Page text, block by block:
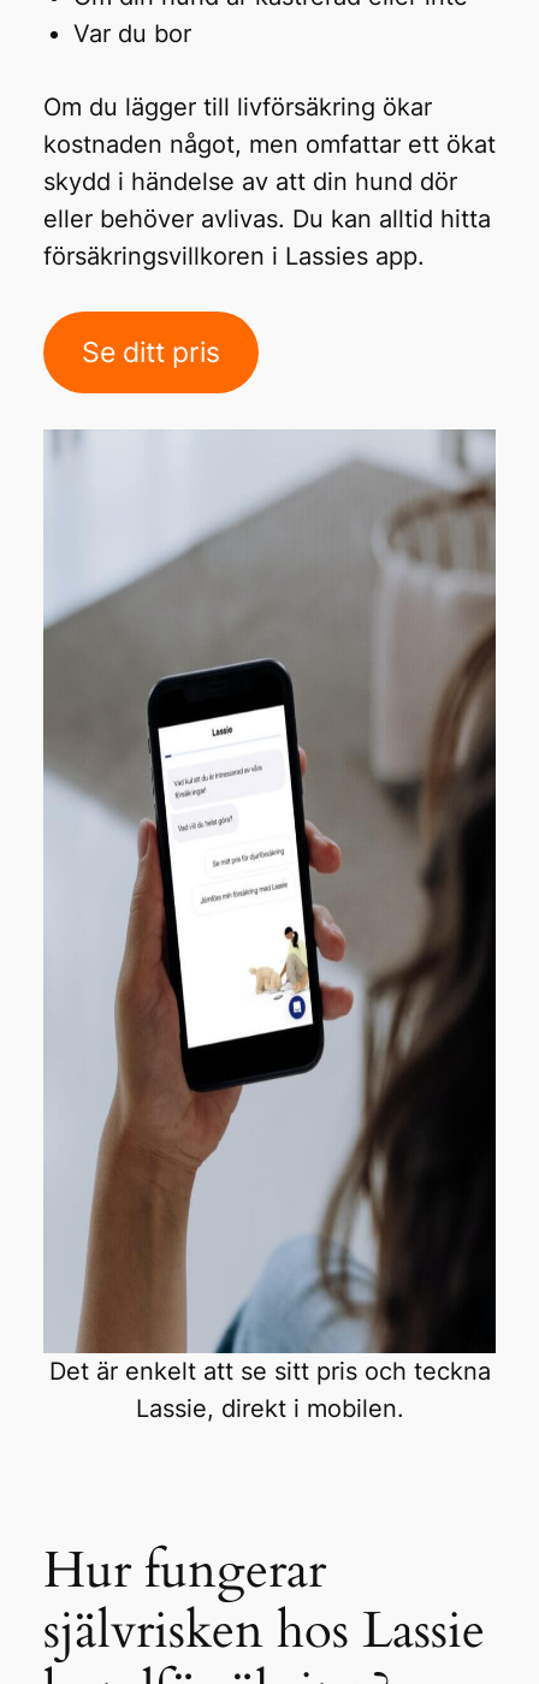
Var du bor
Om du lägger till livförsäkring ökar
kostnaden något, men omfattar ett ökat
skydd i händelse av att din hund dör
eller behöver avlivas. Du kan alltid hitta
försäkringsvillkoren i Lassies app.
Se ditt pris
Det är enkelt att se sitt pris och teckna
Lassie, direkt i mobilen.
Hur fungerar
självrisken hos Lassie